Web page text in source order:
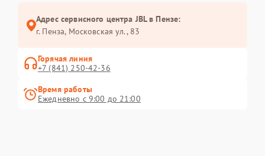
Адрес сервисного центра JBL в Пензе:
г. Пенза, Московская ул., 83
Горячая линия
+7 (841) 250-42-36
Время работы
Ежедневно с 9:00 до 21:00